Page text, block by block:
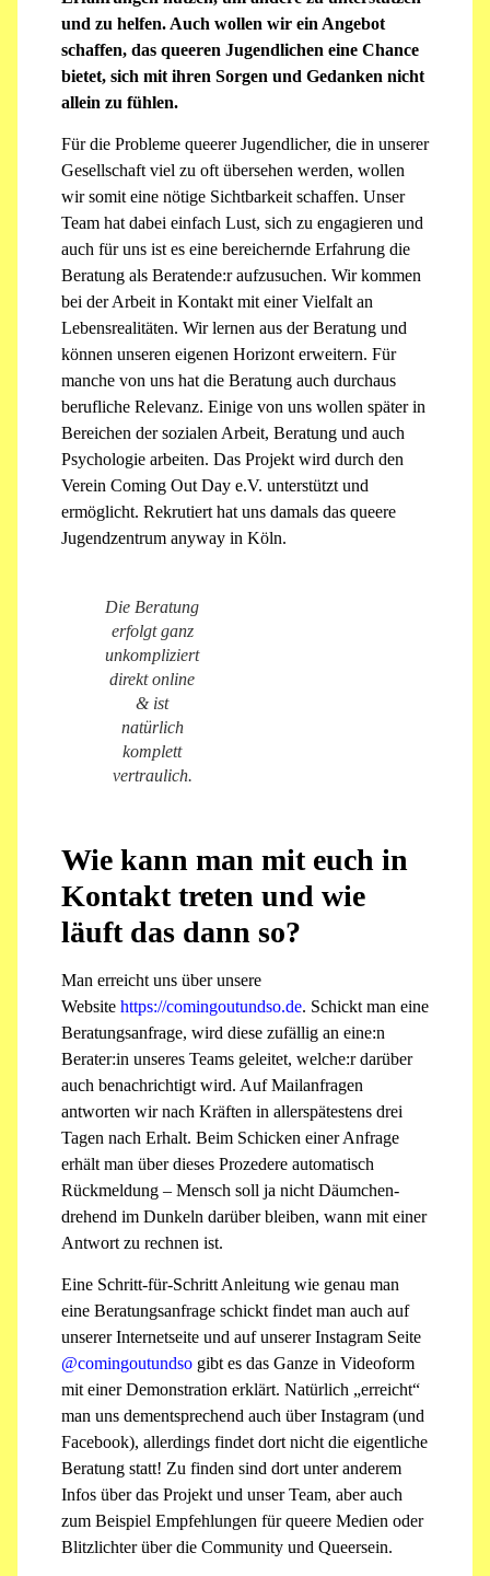
und zu helfen. Auch wollen wir ein Angebot
schaffen, das queeren Jugendlichen eine Chance
bietet, sich mit ihren Sorgen und Gedanken nicht
allein zu fühlen.
Für die Probleme queerer Jugendlicher, die in unserer
Gesellschaft viel zu oft übersehen werden, wollen
wir somit eine nötige Sichtbarkeit schaffen. Unser
Team hat dabei einfach Lust, sich zu engagieren und
auch für uns ist es eine bereichernde Erfahrung die
Beratung als Beratende:r aufzusuchen. Wir kommen
bei der Arbeit in Kontakt mit einer Vielfalt an
Lebensrealitäten. Wir lernen aus der Beratung und
können unseren eigenen Horizont erweitern. Für
manche von uns hat die Beratung auch durchaus
berufliche Relevanz. Einige von uns wollen später in
Bereichen der sozialen Arbeit, Beratung und auch
Psychologie arbeiten. Das Projekt wird durch den
Verein Coming Out Day e.V. unterstützt und
ermöglicht. Rekrutiert hat uns damals das queere
Jugendzentrum anyway in Köln.
Die Beratung
erfolgt ganz
unkompliziert
direkt online
& ist
natürlich
komplett
vertraulich.
Wie kann man mit euch in
Kontakt treten und wie
läuft das dann so?
Man erreicht uns über unsere
Website https://comingoutundso.de. Schickt man eine
Beratungsanfrage, wird diese zufällig an eine:n
Berater:in unseres Teams geleitet, welche:r darüber
auch benachrichtigt wird. Auf Mailanfragen
antworten wir nach Kräften in allerspätestens drei
Tagen nach Erhalt. Beim Schicken einer Anfrage
erhält man über dieses Prozedere automatisch
Rückmeldung – Mensch soll ja nicht Däumchen-
drehend im Dunkeln darüber bleiben, wann mit einer
Antwort zu rechnen ist.
Eine Schritt-für-Schritt Anleitung wie genau man
eine Beratungsanfrage schickt findet man auch auf
unserer Internetseite und auf unserer Instagram Seite
@comingoutundso gibt es das Ganze in Videoform
mit einer Demonstration erklärt. Natürlich „erreicht“
man uns dementsprechend auch über Instagram (und
Facebook), allerdings findet dort nicht die eigentliche
Beratung statt! Zu finden sind dort unter anderem
Infos über das Projekt und unser Team, aber auch
zum Beispiel Empfehlungen für queere Medien oder
Blitzlichter über die Community und Queersein.